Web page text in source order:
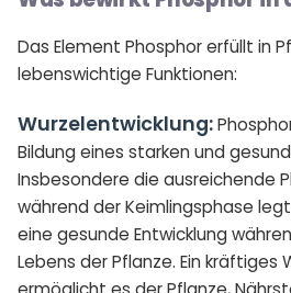
Das Element Phosphor erfüllt in
lebenswichtige Funktionen:
Wurzelentwicklung:
Bildung eines starken und
Insbesondere die ausreichende
während der Keimlingsphase
eine gesunde Entwicklung
Lebens der Pflanze. Ein kräftiges